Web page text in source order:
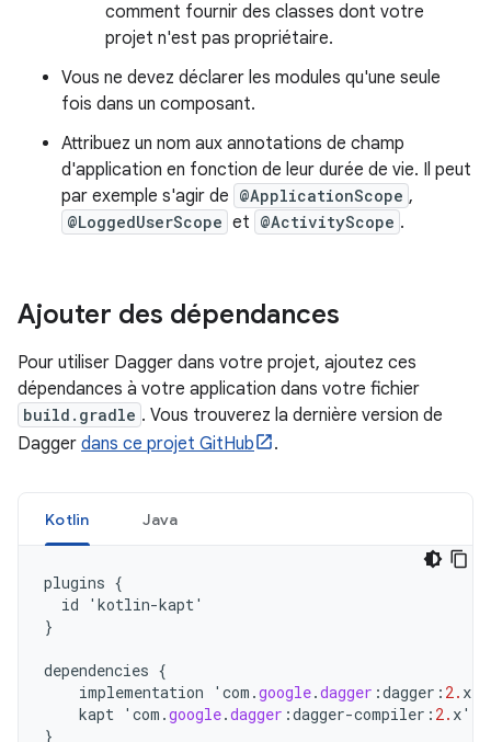
comment fournir des classes dont votre
projet n'est pas propriétaire.
Vous ne devez déclarer les modules qu'une seule
fois dans un composant.
Attribuez un nom aux annotations de champ
d'application en fonction de leur durée de vie. Il peut
par exemple s'agir de @ApplicationScope ,
@LoggedUserScope et @ActivityScope .
Ajouter des dépendances
Pour utiliser Dagger dans votre projet, ajoutez ces
dépendances à votre application dans votre fichier
build.gradle . Vous trouverez la dernière version de
Dagger dans ce projet GitHub .
Kotlin Java
plugins {
id
' kotlin-kapt'
}
dependencies {
implementation
' com .google.dagger :dagger : 2. x
kapt ' com .google.dagger :dagger-compiler : 2. x'
}